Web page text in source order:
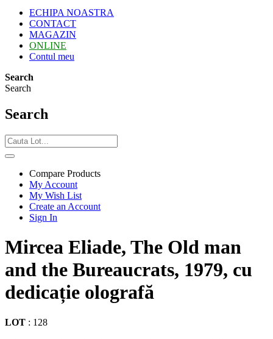
ECHIPA NOASTRA
CONTACT
MAGAZIN
ONLINE
Contul meu
Search
Search
Search
Compare Products
My Account
My Wish List
Create an Account
Sign In
Mircea Eliade, The Old man
and the Bureaucrats, 1979, cu
dedicație olografă
LOT : 128